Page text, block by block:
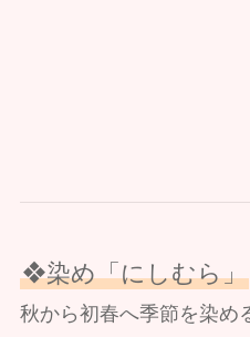
❖染め「にしむら」
秋から初春へ季節を染め